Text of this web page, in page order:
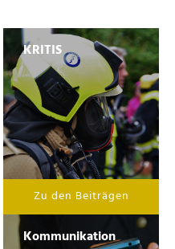
KRITIS
Zu den Beiträgen
Kommunikation